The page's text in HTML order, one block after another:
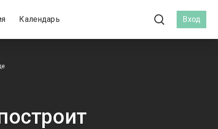
Календарь Вход